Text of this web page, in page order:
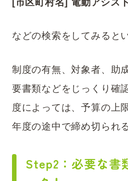
などの検索をしてみると
制度の有無、対象者、助
要書類などをじっくり確
度によっては、予算の上
年度の途中で締め切られ
Step2：必要な書